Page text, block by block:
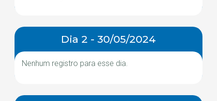
Dia 2 - 30/05/2024
Nenhum registro para esse dia.